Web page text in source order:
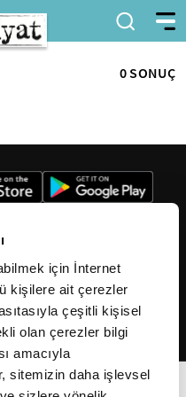
için İnternet
kişilere ait çerezler
çeşitli kişisel
olan çerezler bilgi
amacıyla
sitemizin daha işlevsel
0 SONUÇ